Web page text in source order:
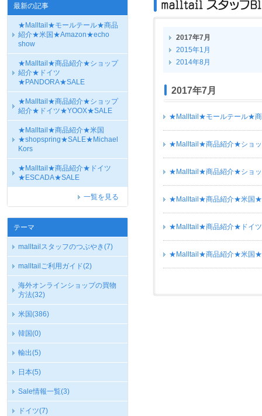
最新の記事
★Malltail★モールテール★商品
紹介★米国★Amazon★echo
show
★Malltail★商品紹介★ショップ
紹介★ドイツ
★PANDORA★SALE
★Malltail★商品紹介★ショップ
紹介★ドイツ★YOOX★SALE
★Malltail★商品紹介★米国
★shopspring★SALE★Michael
Kors
★Malltail★商品紹介★ドイツ
★ESCADA★SALE
一覧を見る
テーマ
malltailスタッフのつぶやき(7)
malltailご利用ガイド(2)
海外オンラインショップの買物
方法(32)
米国(386)
韓国(0)
輸出(5)
日本(5)
Sale情報一覧(3)
ドイツ(7)
2017年7月
2015年1月
2014年8月
2017年7月
★Malltail★モールテール★
★Malltail★商品紹介★ショ
★Malltail★商品紹介★ショ
★Malltail★商品紹介★米国
★Malltail★商品紹介★ドイ
★Malltail★商品紹介★米国